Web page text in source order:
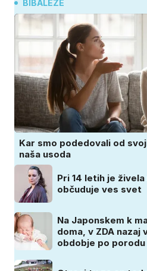
BIBALEZE
Kar smo podedovali od
naša usoda
Pri 14 letih je
občuduje ves svet
Na Japonskem k
doma, v ZDA
obdobje po